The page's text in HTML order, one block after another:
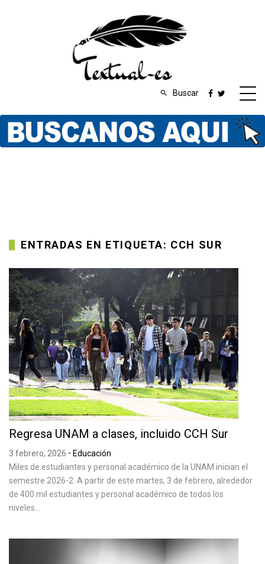
Buscar
ENTRADAS EN ETIQUETA: CCH SUR
Regresa UNAM a clases, incluido CCH Sur
3 febrero, 2026 • Educación
Miles de estudiantes y personal académico de la UNAM inician el
semestre 2026-2. A partir de este martes, 3 de febrero, alrededor
de 400 mil estudiantes y personal académico de todos los
niveles...